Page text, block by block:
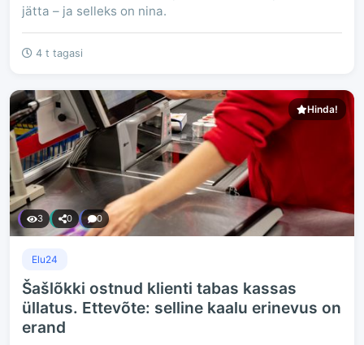
jätta – ja selleks on nina.
4 t tagasi
Hinda!
3 0 0
Elu24
Šašlõkki ostnud klienti tabas kassas
üllatus. Ettevõte: selline kaalu erinevus on
erand